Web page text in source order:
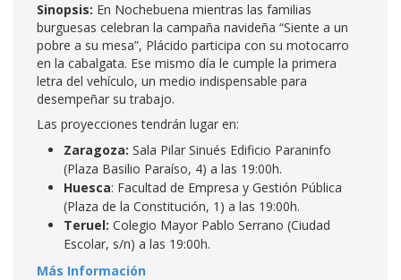
Sinopsis: En Nochebuena mientras las familias
burguesas celebran la campaña navideña “Siente a un
pobre a su mesa”, Plácido participa con su motocarro
en la cabalgata. Ese mismo día le cumple la primera
letra del vehículo, un medio indispensable para
desempeñar su trabajo.
Las proyecciones tendrán lugar en:
Zaragoza: Sala Pilar Sinués Edificio Paraninfo
(Plaza Basilio Paraíso, 4) a las 19:00h.
Huesca: Facultad de Empresa y Gestión Pública
(Plaza de la Constitución, 1) a las 19:00h.
Teruel: Colegio Mayor Pablo Serrano (Ciudad
Escolar, s/n) a las 19:00h.
Más Información